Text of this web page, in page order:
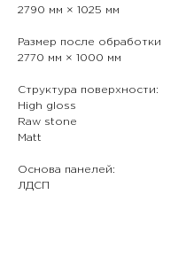
2790 мм × 1025 мм
Размер после обработки
2770 мм × 1000 мм
Структура поверхности:
High gloss
Raw stone
Matt
Основа панелей:
ЛДСП